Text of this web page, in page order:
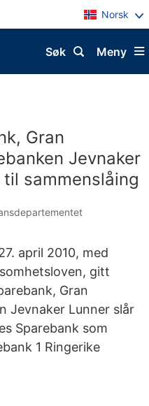
Norsk
Meny
Søk
Gran
Jevnaker
sammenslåing
april 2010, med
gitt
Gran
Jevnaker Lunner slår
Sparebank som
1 Ringerike